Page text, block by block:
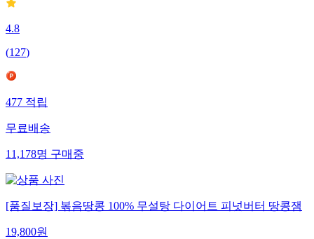
4.8
(127)
477 적립
무료배송
11,178명 구매중
[품질보장] 볶음땅콩 100% 무설탕 다이어트 피넛버터 땅콩잼
19,800원